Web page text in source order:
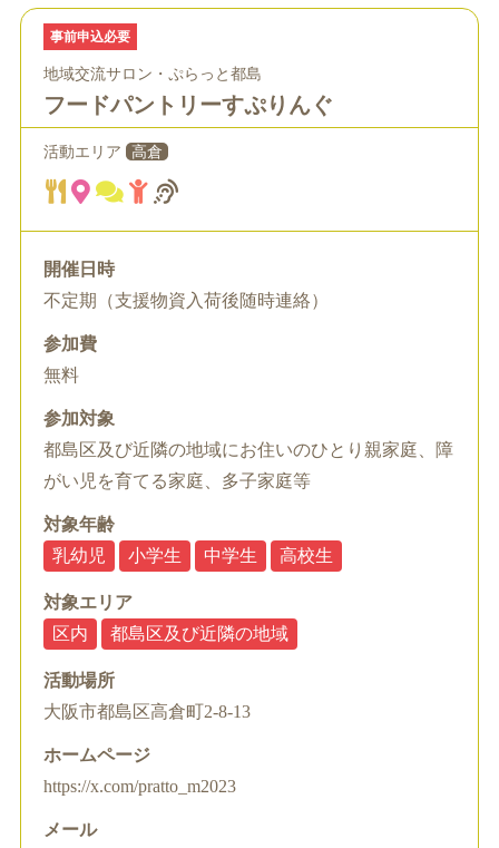
事前申込必要
地域交流サロン・ぷらっと都島
フードパントリーすぷりんぐ
活動エリア 高倉
開催日時
不定期（支援物資入荷後随時連絡）
参加費
無料
参加対象
都島区及び近隣の地域にお住いのひとり親家庭、障
がい児を育てる家庭、多子家庭等
対象年齢
乳幼児
小学生 中学生 高校生
対象エリア
区内
都島区及び近隣の地域
活動場所
大阪市都島区高倉町2-8-13
ホームページ
https://x.com/pratto_m2023
メール